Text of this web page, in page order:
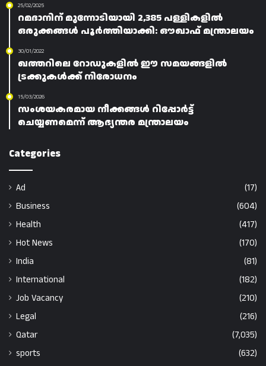
25/02/2025
റമദാനിന് മുന്നോടിയായി 2,385 പള്ളികളിൽ
ഒരുക്കങ്ങൾ പൂർത്തിയാക്കി: ഔഖാഫ് മന്ത്രാലയം
30/01/2022
ഖത്തറിലെ റോഡുകളിൽ ഈ സമയങ്ങളിൽ
ട്രക്കുകൾക്ക് നിരോധനം
15/03/2026
സംശയകരമായ നീക്കങ്ങൾ റിപ്പോർട്ട്
ചെയ്യണമെന്ന് ആഭ്യന്തര മന്ത്രാലയം
Categories
Ad
(17)
Business
(604)
Health
(417)
Hot News
(170)
India
(81)
International
(182)
Job Vacancy
(210)
Legal
(216)
Qatar
(7,035)
sports
(632)